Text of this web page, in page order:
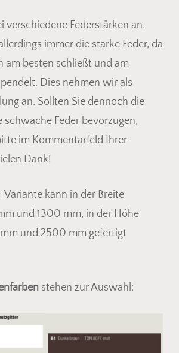
verschiedene Federstärken an.
immer die starke Feder, da
am besten schließt und am
Dies nehmen wir als
an. Sollten Sie dennoch die
schwache Feder bevorzugen,
im Kommentarfeld Ihrer
Dank!
Variante kann in der Breite
und 1300 mm, in der Höhe
und 2500 mm gefertigt
stehen zur Auswahl: